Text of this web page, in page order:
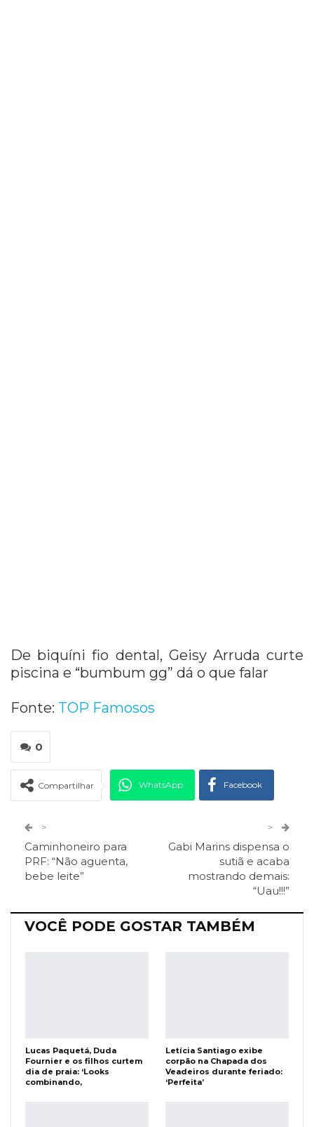
De biquíni fio dental, Geisy Arruda curte
piscina e “bumbum gg” dá o que falar
Fonte: TOP Famosos
0
Compartilhar WhatsApp Facebook
ReddIt
O email
>
Caminhoneiro para
PRF: “Não aguenta,
bebe leite”
>
Gabi Marins dispensa o
sutiã e acaba
mostrando demais:
“Uau!!!”
VOCÊ PODE GOSTAR TAMBÉM
Lucas Paquetá, Duda
Fournier e os filhos curtem
dia de praia: ‘Looks
combinando,
Letícia Santiago exibe
corpão na Chapada dos
Veadeiros durante feriado:
‘Perfeita’